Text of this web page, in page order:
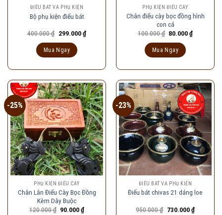
ĐIẾU BÁT VÀ PHỤ KIỆN
Bộ phụ kiện điếu bát
400.000₫ Giá
là:
400.000 ₫.
299.000₫Giá
hiện
Mua Ngay
PHỤ KIỆN ĐIẾU CÀY
Chân điếu cày bọc đồng hình
con cá
100.000₫ Giá
100.000 ₫.
80.000₫Giá
Mua Ngay
-25%
PHỤ KIỆN ĐIẾU CÀY
Chân Lân Điếu Cày Bọc Đồng
Kèm Dây Buộc
120.000₫ Giá
90.000₫Giá
-23%
ĐIẾU BÁT VÀ PHỤ KIỆN
Điếu bát chivas 21 dáng loe
950.000₫ Giá
730.000₫Giá